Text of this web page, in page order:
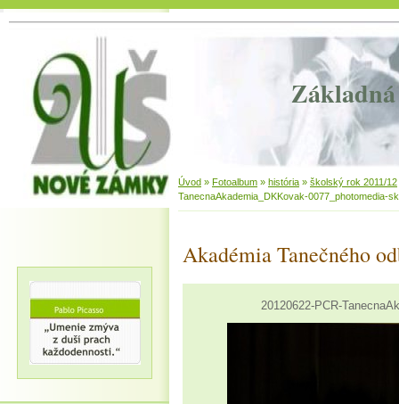
Základná
Úvod » Fotoalbum » história » školský rok 2011/12
TanecnaAkademia_DKKovak-0077_photomedia-sk
Akadémia Tanečného
20120622-PCR-